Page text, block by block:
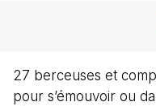
27 berceuses et
pour s’émouvoir ou